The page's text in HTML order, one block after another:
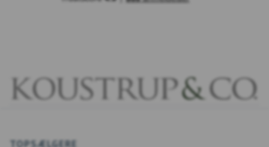
TOPSÆLGERE